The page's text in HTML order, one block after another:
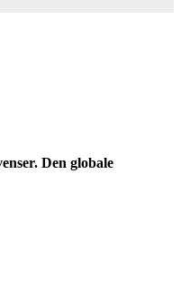
Den globale